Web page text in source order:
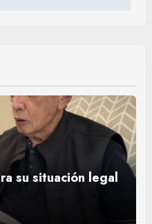
su situación legal